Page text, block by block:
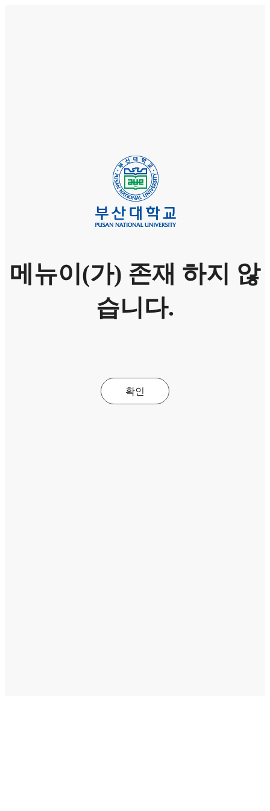
메뉴이(가) 존재 하지 않
습니다.